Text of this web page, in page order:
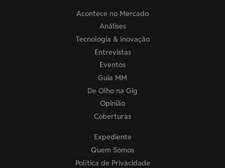
Acontece no Mercado
Análises
Tecnologia & Inovação
Entrevistas
Eventos
Guia MM
De Olho na Gig
Opinião
Coberturas
Expediente
Quem Somos
Política de Privacidade